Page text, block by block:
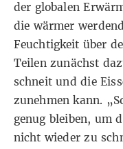
der globalen
die wärmer
Feuchtigkeit über
Teilen zunächst
schneit und die
zunehmen kann.
genug bleiben, um
nicht wieder zu